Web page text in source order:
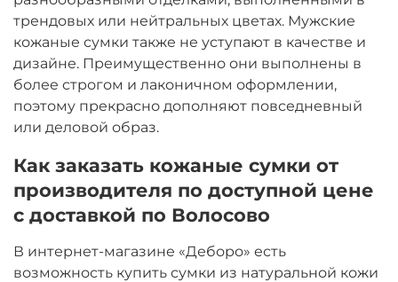
трендовых или нейтральных цветах. Мужские
кожаные сумки также не уступают в качестве и
дизайне. Преимущественно они выполнены в
более строгом и лаконичном оформлении,
поэтому прекрасно дополняют повседневный
или деловой образ.
Как заказать кожаные сумки от
производителя по доступной цене
с доставкой по Волосово
В интернет-магазине «Деборо» есть
возможность купить сумки из натуральной кожи